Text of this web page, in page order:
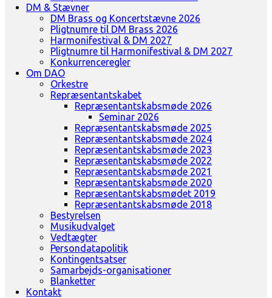
DM & Stævner
DM Brass og Koncertstævne 2026
Pligtnumre til DM Brass 2026
Harmonifestival & DM 2027
Pligtnumre til Harmonifestival & DM 2027
Konkurrenceregler
Om DAO
Orkestre
Repræsentantskabet
Repræsentantskabsmøde 2026
Seminar 2026
Repræsentantskabsmøde 2025
Repræsentantskabsmøde 2024
Repræsentantskabsmøde 2023
Repræsentantskabsmøde 2022
Repræsentantskabsmøde 2021
Repræsentantskabsmøde 2020
Repræsentantskabsmødet 2019
Repræsentantskabsmøde 2018
Bestyrelsen
Musikudvalget
Vedtægter
Persondatapolitik
Kontingentsatser
Samarbejds-organisationer
Blanketter
Kontakt